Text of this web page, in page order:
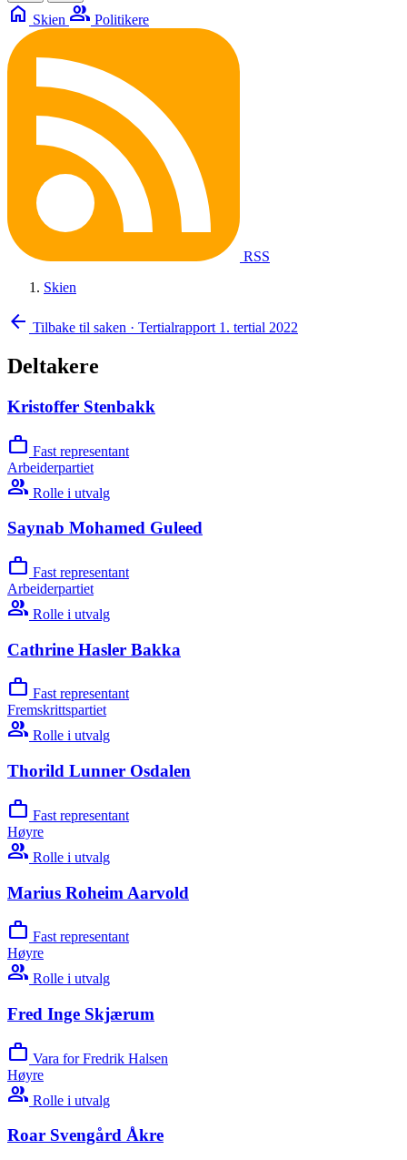
home Skien group Politikere
RSS
Skien
arrow_back Tilbake til saken · Tertialrapport 1. tertial 2022
Deltakere
Kristoffer Stenbakk
work Fast representant
Arbeiderpartiet
group Rolle i utvalg
Saynab Mohamed Guleed
work Fast representant
Arbeiderpartiet
group Rolle i utvalg
Cathrine Hasler Bakka
work Fast representant
Fremskrittspartiet
group Rolle i utvalg
Thorild Lunner Osdalen
work Fast representant
Høyre
group Rolle i utvalg
Marius Roheim Aarvold
work Fast representant
Høyre
group Rolle i utvalg
Fred Inge Skjærum
work Vara for Fredrik Halsen
Høyre
group Rolle i utvalg
Roar Svengård Åkre